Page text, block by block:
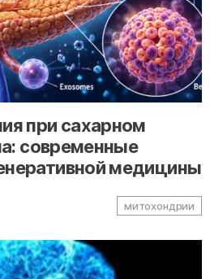
>
при сахарном
современные
медицины
митохондрии